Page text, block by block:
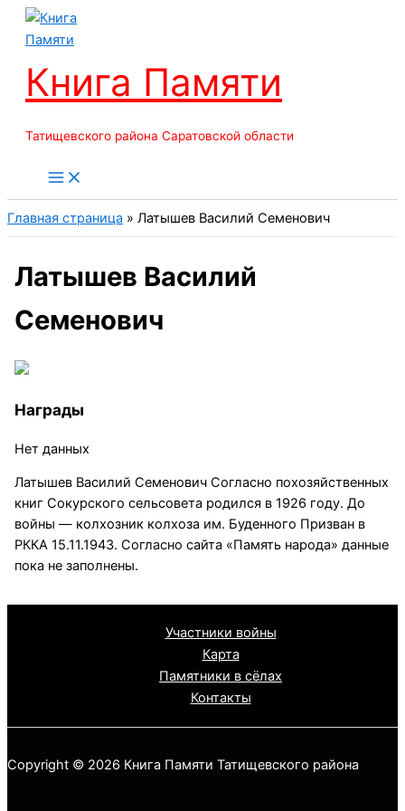
Перейти
Книга Памяти
Татищевского района Саратовской области
Главная страница » Латышев Василий Семенович
Латышев Василий
Семенович
Награды
Нет данных
Латышев Василий Семенович Согласно похозяйственных
книг Сокурского сельсовета родился в 1926 году. До
войны — колхозник колхоза им. Буденного Призван в
РККА 15.11.1943. Согласно сайта «Память народа» данные
пока не заполнены.
Участники войны
Карта
Памятники в сёлах
Контакты
Copyright © 2026 Книга Памяти Татищевского района